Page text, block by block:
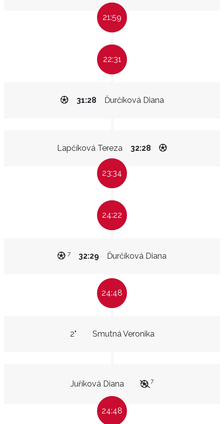
21:59
22:31
Ďurčíková Diana
31:28
Lapčíková Tereza 32:28
23:34
24:22
Ďurčíková Diana
32:29
7
24:48
Smutná Veronika
2"
Juříková Diana 7
24:48